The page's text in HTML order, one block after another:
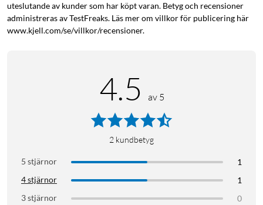
Banbrytande energieffektivitet
PRO. Denna lågeffektsdesign möjliggör maximal PCIe 4.0-
prestanda med optimal energieffektivitet.
Smart värmereglering
Hastighet bortom värmen. Den nickelbelagda styrenheten
och den banbrytande termiska styralgoritmen hanterar
håller temperaturen på optimal nivå.
uteslutande av kunder som har köpt varan. Betyg och recensioner
administreras av TestFreaks. Läs mer om villkor för publicering här
www.kjell.com/se/villkor/recensioner.
4.5 av 5
2 kundbetyg
5 stjärnor
1
4 stjärnor
1
3 stjärnor
0